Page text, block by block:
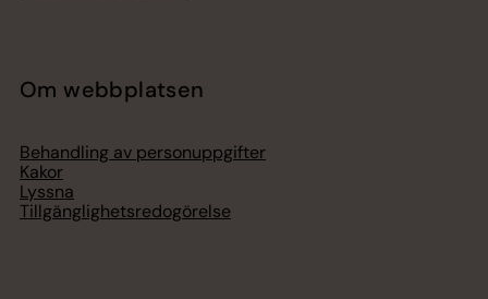
Om webbplatsen
Behandling av personuppgifter
Kakor
Lyssna
Tillgänglighetsredogörelse